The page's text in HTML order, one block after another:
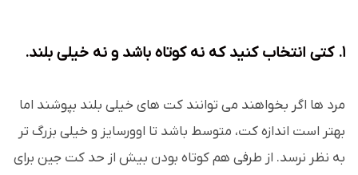
1. کتی انتخاب کنید که نه کوتاه باشد و نه خیلی بلند.
مرد ها اگر بخواهند می توانند کت های خیلی بلند بپوشند اما
بهتر است اندازه کت، متوسط باشد تا اوورسایز و خیلی بزرگ تر
به نظر نرسد. از طرفی هم کوتاه بودن بیش از حد کت جین برای